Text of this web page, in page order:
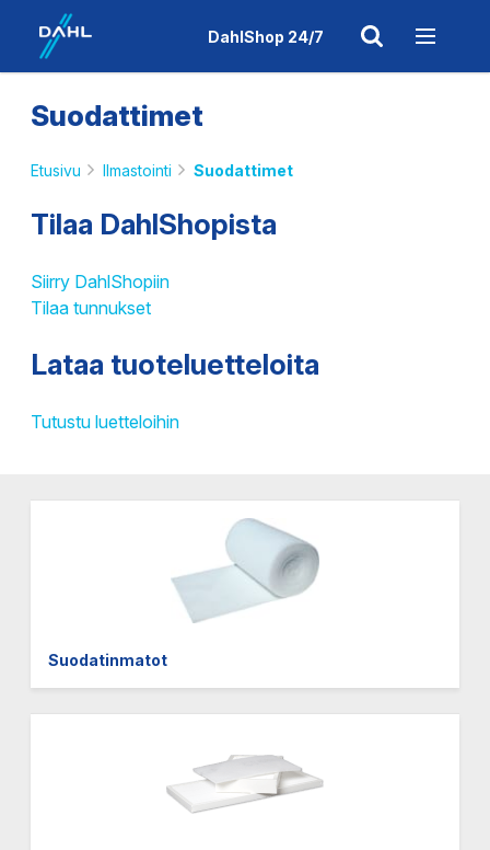
DahlShop 24/7
Suodattimet
Etusivu Ilmastointi Suodattimet
Tilaa DahlShopista
Siirry DahlShopiin
Tilaa tunnukset
Lataa tuoteluetteloita
Tutustu luetteloihin
Suodatinmatot